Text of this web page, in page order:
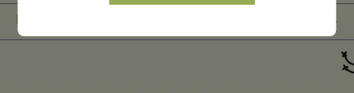
Informationen